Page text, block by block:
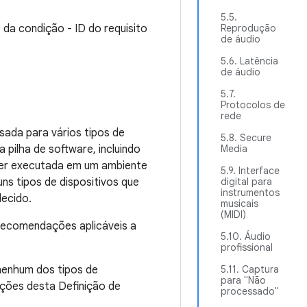
5.5.
Reprodução
de áudio
5.6. Latência
de áudio
5.7.
Protocolos de
rede
5.8. Secure
Media
5.9. Interface
digital para
instrumentos
musicais
(MIDI)
5.10. Áudio
profissional
5.11. Captura
para "Não
processado"
condição - ID do requisito
para vários tipos de
de software, incluindo
executada em um ambiente
tipos de dispositivos que
aplicáveis a
dos tipos de
desta Definição de